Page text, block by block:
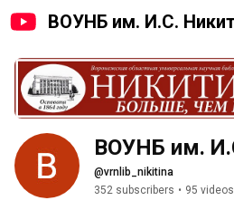
ВОУНБ им. И.С.
ВОУНБ им.
@vrnlib_nikitina
352 subscribers • 95 videos